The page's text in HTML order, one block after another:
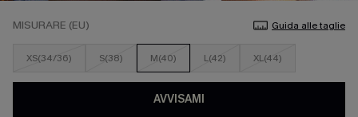
MISURARE (EU) Guida alle taglie
XS(34/36) S(38) M(40) L(42) XL(44)
AVVISAMI